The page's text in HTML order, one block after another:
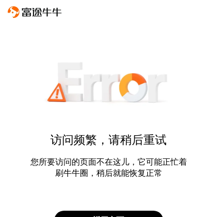
访问频繁，请稍后重试
您所要访问的页面不在这儿，它可能正忙着
刷牛牛圈，稍后就能恢复正常